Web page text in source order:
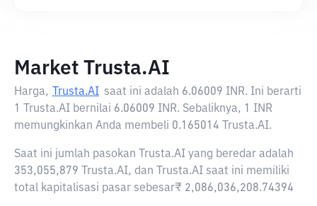
Market Trusta.AI
Harga, Trusta.AI saat ini adalah 6.06009 INR. Ini berarti
1 Trusta.AI bernilai 6.06009 INR. Sebaliknya, 1 INR
memungkinkan Anda membeli 0.165014 Trusta.AI.
Saat ini jumlah pasokan Trusta.AI yang beredar adalah
353,055,879 Trusta.AI, dan Trusta.AI saat ini memiliki
total kapitalisasi pasar sebesar₹ 2,086,036,208.74394